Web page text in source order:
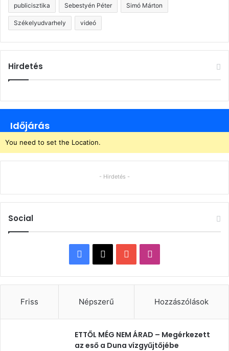
publicisztika Sebestyén Péter Simó Márton
Székelyudvarhely videó
Hirdetés
Időjárás
You need to set the Location.
- Hirdetés -
Social
Facebook
X YouTube
Friss Népszerű Hozzászólások
ETTŐL MÉG NEM ÁRAD – Megérkezett
az eső a Duna vízgyűjtőjébe